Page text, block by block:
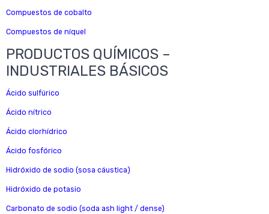
Compuestos de cobalto
Compuestos de níquel
PRODUCTOS QUÍMICOS –
INDUSTRIALES BÁSICOS
Ácido sulfúrico
Ácido nítrico
Ácido clorhídrico
Ácido fosfórico
Hidróxido de sodio (sosa cáustica)
Hidróxido de potasio
Carbonato de sodio (soda ash light / dense)